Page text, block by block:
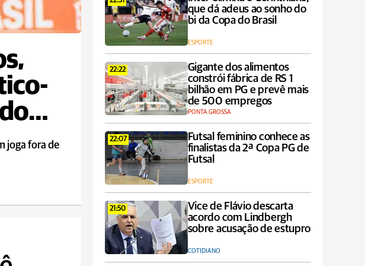
joga fora de
que dá adeus ao sonho do
bi da Copa do Brasil
ESPORTE
22:22
Gigante dos alimentos
constrói fábrica de RS 1
bilhão em PG e prevê mais
de 500 empregos
PONTA GROSSA
22:07
Futsal feminino conhece as
finalistas da 2ª Copa PG de
Futsal
ESPORTE
21:50
Vice de Flávio descarta
acordo com Lindbergh
sobre acusação de estupro
COTIDIANO